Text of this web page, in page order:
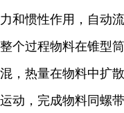
力和惯性作用，自动
整个过程物料在锥型
混，热量在物料中扩
运动，完成物料同螺